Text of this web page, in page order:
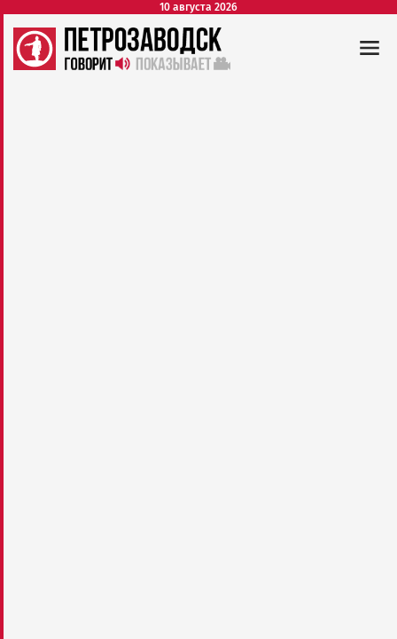
10 августа 2026